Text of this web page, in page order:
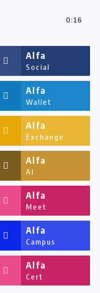
0:16
0:16
Alfa
Social
Alfa
Wallet
Alfa
Exchange
Alfa
AI
Alfa
Meet
Alfa
Campus
Alfa
Cert